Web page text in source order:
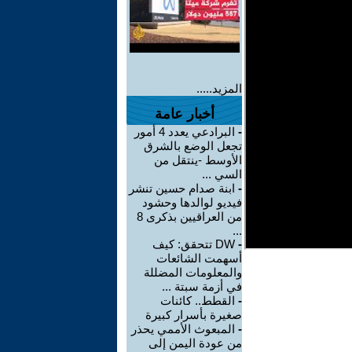
المزيد.....
أخبار عامة
-
البرادعي يعدد 4 أمور
تجعل الوضع بالشرق
الأوسط -ينتقل من
السي ...
- ابنة صدام حسين تنشر
فيديو لوالدها وحشود
من العراقيين بذكرى 8
...
-
DW تتحقق: كيف
أسهمت الشائعات
والمعلومات المضللة
في أزمة سبتة ...
- القطط.. كائنات
صغيرة بأسرار كبيرة
- المبعوث الأممي يحذر
من عودة اليمن إلى